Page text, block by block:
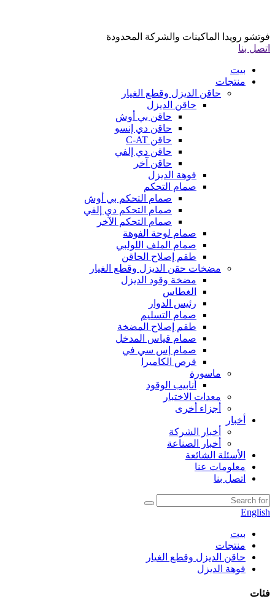
فوتشو رويدا الماكينات والشركة المحدودة
اتصل بنا
بيت
منتجات
حاقن الديزل وقطع الغيار
حاقن الديزل
حاقن بي أوش
حاقن دي إنسو
حاقن C-AT
حاقن دي إلفي
حاقن آخر
فوهة الديزل
صمام التحكم
صمام التحكم بي أوش
صمام التحكم دي إلفي
صمام التحكم الآخر
صمام لوحة الفوهة
صمام الملف اللولبي
طقم إصلاح الحاقن
مضخات حقن الديزل وقطع الغيار
مضخة وقود الديزل
الغطاس
رئيس الدوار
صمام التسليم
طقم إصلاح المضخة
صمام قياس المدخل
صمام إس سي في
قرص الكاميرا
ماسورة
أنابيب الوقود
معدات الاختبار
أجزاء أخرى
أخبار
أخبار الشركة
أخبار الصناعة
الأسئلة الشائعة
معلومات عنا
اتصل بنا
English
بيت
منتجات
حاقن الديزل وقطع الغيار
فوهة الديزل
فئات